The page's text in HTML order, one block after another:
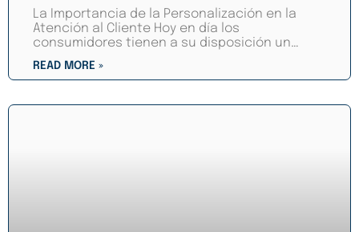
La Importancia de la Personalización en la
Atención al Cliente Hoy en día los
consumidores tienen a su disposición un
sinfín de opciones, brindar una
READ MORE »